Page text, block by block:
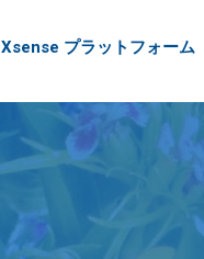
Xsense プラットフォーム